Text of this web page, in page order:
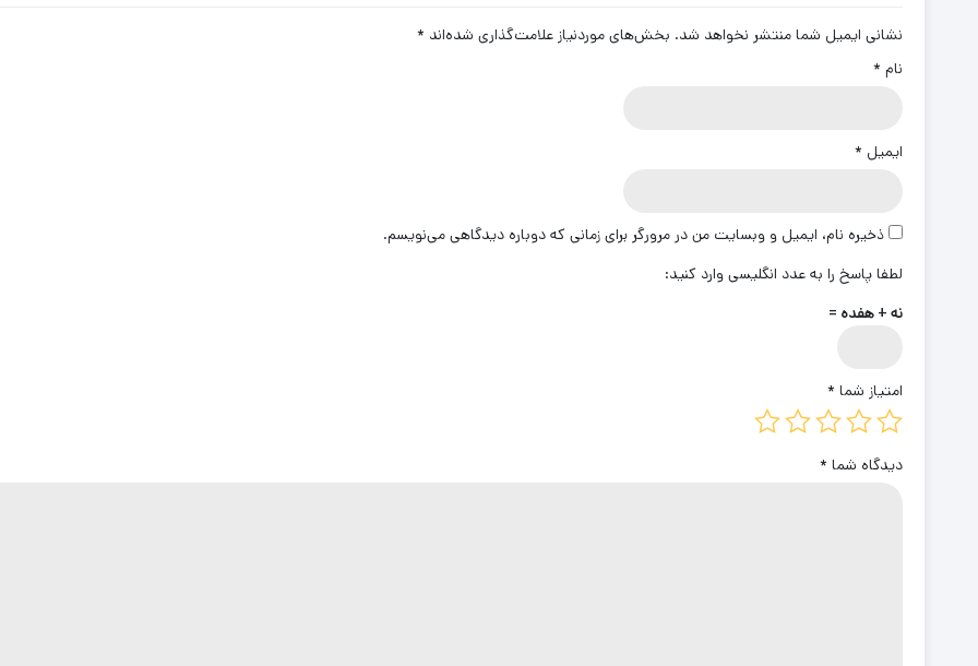
نشانی ایمیل شما منتشر نخواهد شد. بخش‌های موردنیاز علامت‌گذاری شده‌اند *
نام *
ایمیل *
ذخیره نام، ایمیل و وبسایت من در مرورگر برای زمانی که دوباره دیدگاهی می‌نویسم.
لطفا پاسخ را به عدد انگلیسی وارد کنید:
نه + هفده =
امتیاز شما *
دیدگاه شما *